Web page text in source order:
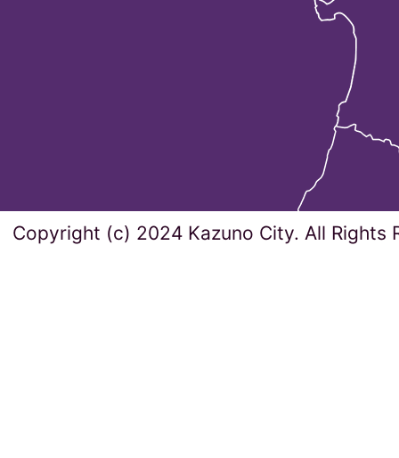
Copyright (c) 2024 Kazuno City. All Rights